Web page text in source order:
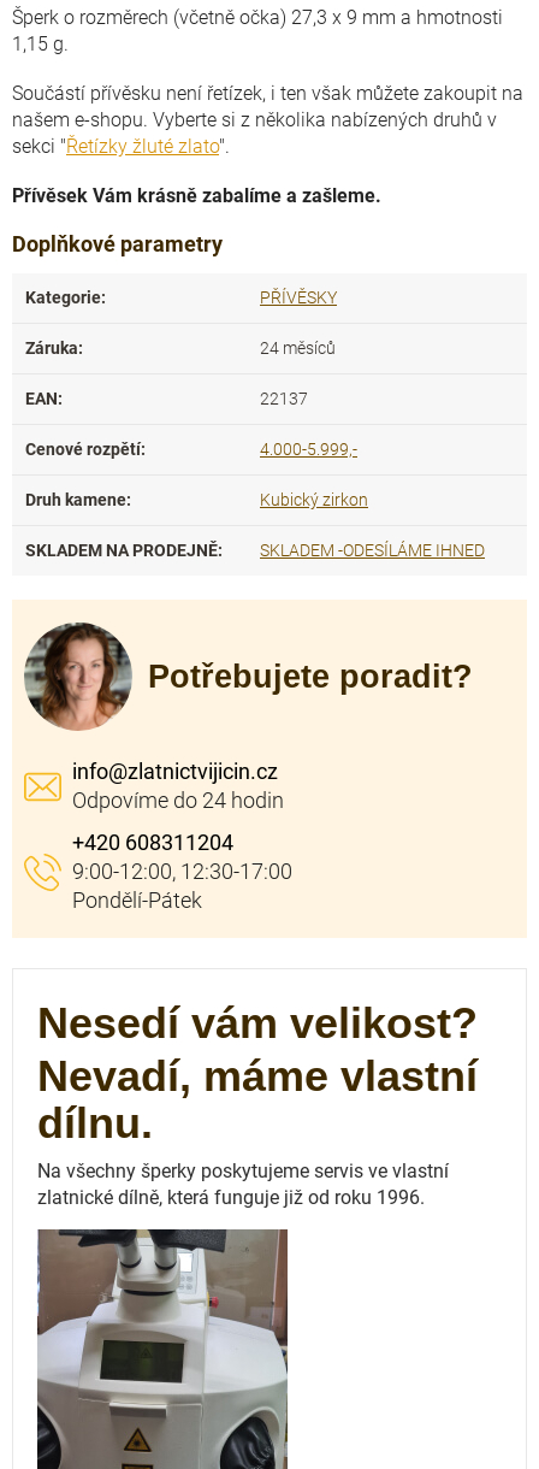
Šperk o rozměrech (včetně očka) 27,3 x 9 mm a hmotnosti
1,15 g.
Součástí přívěsku není řetízek, i ten však můžete zakoupit na
našem e-shopu. Vyberte si z několika nabízených druhů v
sekci "Řetízky žluté zlato".
Přívěsek Vám krásně zabalíme a zašleme.
Doplňkové parametry
Kategorie: PŘÍVĚSKY
Záruka: 24 měsíců
EAN: 22137
Cenové rozpětí: 4.000-5.999,-
Druh kamene: Kubický zirkon
SKLADEM NA PRODEJNĚ: SKLADEM -ODESÍLÁME IHNED
Potřebujete poradit?
info@zlatnictvijicin.cz
+420 608311204
Nesedí vám velikost?
Nevadí, máme vlastní
dílnu.
Na všechny šperky poskytujeme servis ve vlastní
zlatnické dílně, která funguje již od roku 1996.